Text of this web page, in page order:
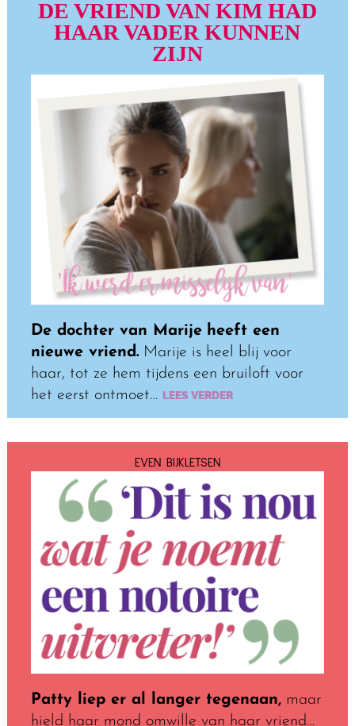
DE VRIEND VAN KIM HAD
HAAR VADER KUNNEN
ZIJN
De dochter van Marije heeft een
nieuwe vriend.Marije is heel blij voor
haar, tot ze hem tijdens een bruiloft voor
het eerst ontmoet… LEES VERDER
EVEN BIJKLETSEN
Patty liep er al langer tegenaan,maar
hield haar mond omwille van haar vriend…